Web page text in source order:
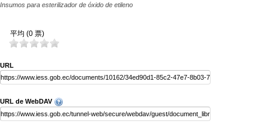
Insumos para esterilizador de óxido de etileno
平均 (0 票)
URL
URL de WebDAV